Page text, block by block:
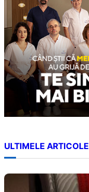
ULTIMELE ARTICOLE